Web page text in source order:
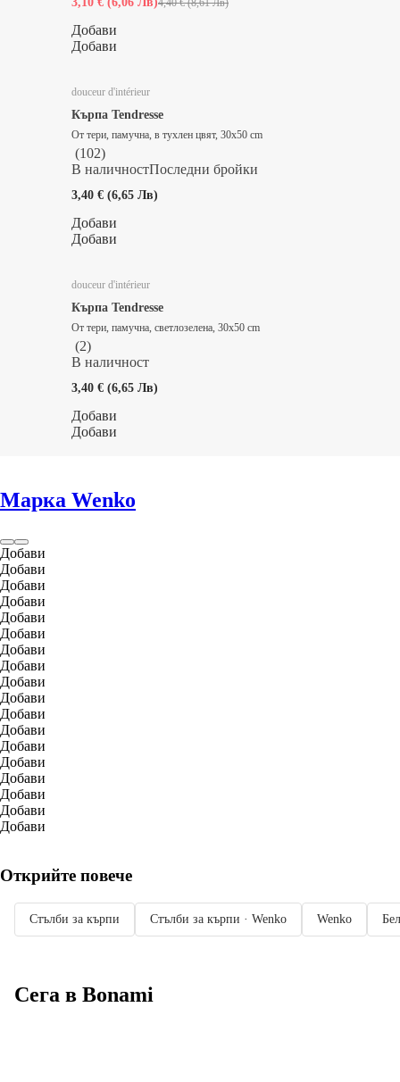
Добави
Добави
douceur d'intérieur
Кърпа Tendresse
От тери, памучна, в тухлен цвят, 30x50 cm
(102)
В наличностПоследни бройки
3,40 € (6,65 Лв)
Добави
Добави
douceur d'intérieur
Кърпа Tendresse
От тери, памучна, светлозелена, 30x50 cm
(2)
В наличност
3,40 € (6,65 Лв)
Добави
Добави
Марка Wenko
Добави
Добави
Добави
Добави
Добави
Добави
Добави
Добави
Добави
Добави
Добави
Добави
Добави
Добави
Добави
Добави
Добави
Добави
Открийте повече
Стълби за кърпи Стълби за кърпи · Wenko Wenko
Сега в Bonami